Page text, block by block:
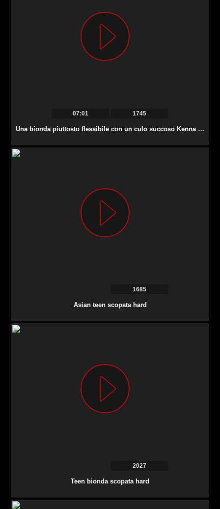
07:01 1745
Una bionda piuttosto flessibile con un culo succoso Kenna James ama scopare alla pecorina.
1685
Asian teen scopata hard
2027
Teen bionda scopata hard